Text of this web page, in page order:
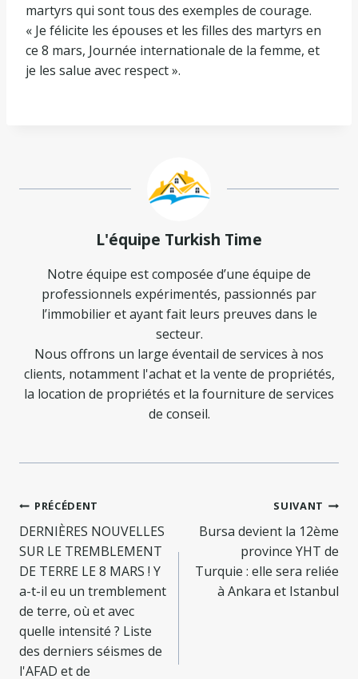
martyrs qui sont tous des exemples de courage.
« Je félicite les épouses et les filles des martyrs en
ce 8 mars, Journée internationale de la femme, et
je les salue avec respect ».
L'équipe Turkish Time
Notre équipe est composée d’une équipe de
professionnels expérimentés, passionnés par
l’immobilier et ayant fait leurs preuves dans le
secteur.
Nous offrons un large éventail de services à nos
clients, notamment l'achat et la vente de propriétés,
la location de propriétés et la fourniture de services
de conseil.
Navigation
de
l’article
PRÉCÉDENT
DERNIÈRES NOUVELLES
SUR LE TREMBLEMENT
DE TERRE LE 8 MARS ! Y
a-t-il eu un tremblement
de terre, où et avec
quelle intensité ? Liste
des derniers séismes de
l'AFAD et de
SUIVANT
Bursa devient la 12ème
province YHT de
Turquie : elle sera reliée
à Ankara et Istanbul